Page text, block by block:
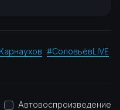
#СоловьёвLIVE
Автовоспроизведение